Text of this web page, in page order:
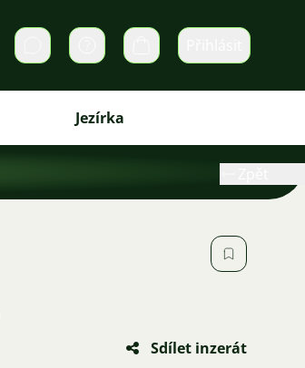
Soukromé zprávy Košík
Jezírka
Sdílet inzerát